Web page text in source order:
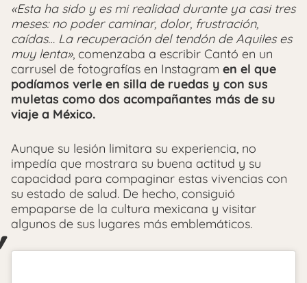
«Esta ha sido y es mi realidad durante ya casi tres
meses: no poder caminar, dolor, frustración,
caídas… La recuperación del tendón de Aquiles es
muy lenta», comenzaba a escribir Cantó en un
carrusel de fotografías en Instagram en el que
podíamos verle en silla de ruedas y con sus
muletas como dos acompañantes más de su
viaje a México.
Aunque su lesión limitara su experiencia, no
impedía que mostrara su buena actitud y su
capacidad para compaginar estas vivencias con
su estado de salud. De hecho, consiguió
empaparse de la cultura mexicana y visitar
algunos de sus lugares más emblemáticos.